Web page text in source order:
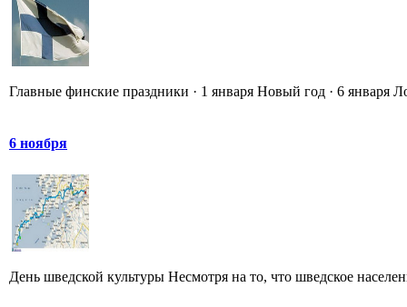
Главные финские праздники · 1 января Новый год · 6 января
6 ноября
День шведской культуры Несмотря на то, что шведское